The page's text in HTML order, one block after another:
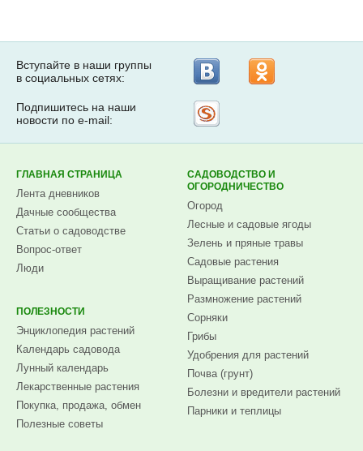
Вступайте в наши группы
в социальных сетях:
Подпишитесь на наши
новости по e-mail:
ГЛАВНАЯ СТРАНИЦА
Лента дневников
Дачные сообщества
Статьи о садоводстве
Вопрос-ответ
Люди
ПОЛЕЗНОСТИ
Энциклопедия растений
Календарь садовода
Лунный календарь
Лекарственные растения
Покупка, продажа, обмен
Полезные советы
САДОВОДСТВО И
ОГОРОДНИЧЕСТВО
Огород
Лесные и садовые ягоды
Зелень и пряные травы
Садовые растения
Выращивание растений
Размножение растений
Сорняки
Грибы
Удобрения для растений
Почва (грунт)
Болезни и вредители растений
Парники и теплицы